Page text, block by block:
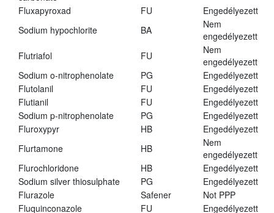
Fluxapyroxad
FU
Engedélyezett
Sodium hypochlorite
BA
Nem
engedélyezett
Flutriafol
FU
Nem
engedélyezett
Sodium o-nitrophenolate
PG
Engedélyezett
Flutolanil
FU
Engedélyezett
Flutianil
FU
Engedélyezett
Sodium p-nitrophenolate
PG
Engedélyezett
Fluroxypyr
HB
Engedélyezett
Flurtamone
HB
Nem
engedélyezett
Flurochloridone
HB
Engedélyezett
Sodium silver thiosulphate
PG
Engedélyezett
Flurazole
Safener
Not PPP
Fluquinconazole
FU
Engedélyezett